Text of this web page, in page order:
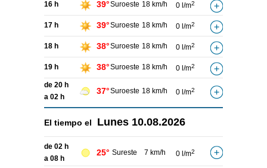
16 h 39°Suroeste 18 km/h 0 l/m2
17 h 39°Suroeste 18 km/h 0 l/m2
18 h 38°Suroeste 18 km/h 0 l/m2
19 h 38°Suroeste 18 km/h 0 l/m2
de 20 h
a 02 h
37°Suroeste 18 km/h 0 l/m2
El tiempo el Lunes 10.08.2026
de 02 h
a 08 h
25° Sureste 7 km/h 0 l/m2